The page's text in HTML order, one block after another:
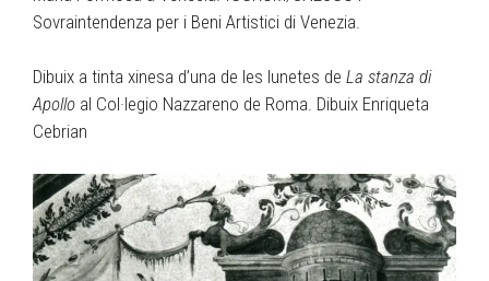
Sovraintendenza per i Beni Artistici di Venezia.
Dibuix a tinta xinesa d’una de les lunetes de La stanza di
Apollo al Col·legio Nazzareno de Roma. Dibuix Enriqueta
Cebrian